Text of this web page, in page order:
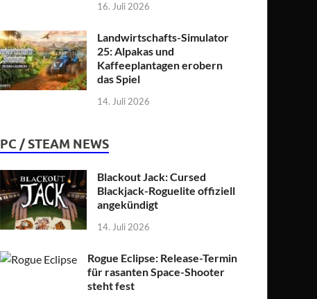
16. Juli 2026
Landwirtschafts-Simulator
25: Alpakas und
Kaffeeplantagen erobern
das Spiel
14. Juli 2026
PC / STEAM NEWS
Blackout Jack: Cursed
Blackjack-Roguelite offiziell
angekündigt
14. Juli 2026
Rogue Eclipse: Release-Termin
für rasanten Space-Shooter
steht fest